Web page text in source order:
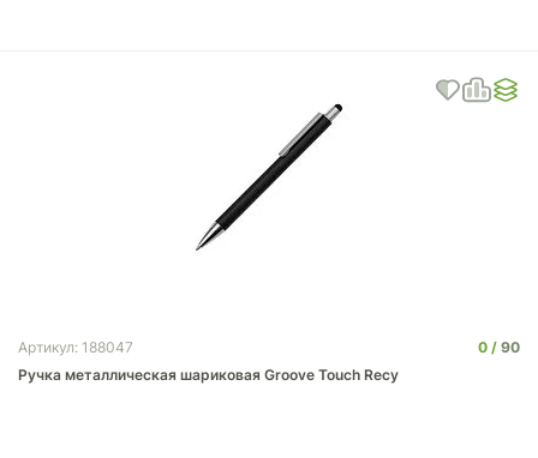
Артикул: 188047 0
90
Ручка металлическая шариковая Groove Touch Recy